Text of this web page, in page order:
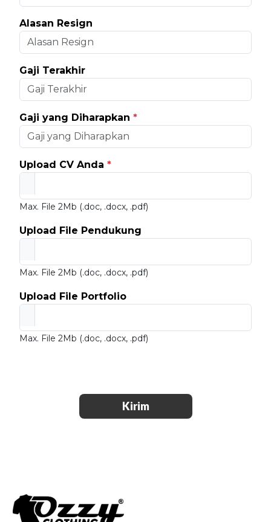
Alasan Resign
Gaji Terakhir
Gaji yang Diharapkan *
Upload CV Anda *
Max. File 2Mb (.doc, .docx, .pdf)
Upload File Pendukung
Max. File 2Mb (.doc, .docx, .pdf)
Upload File Portfolio
Max. File 2Mb (.doc, .docx, .pdf)
Kirim